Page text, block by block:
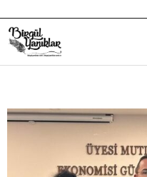
Eğitim Yazılarım
Gezi ve Kültür Yazılarım